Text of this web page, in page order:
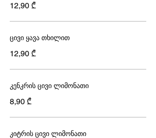
12,90 ₾
ცივი ყავა თხილით
12,90 ₾
კენკრის ცივი ლიმონათი
8,90 ₾
კიტრის ცივი ლიმონათი